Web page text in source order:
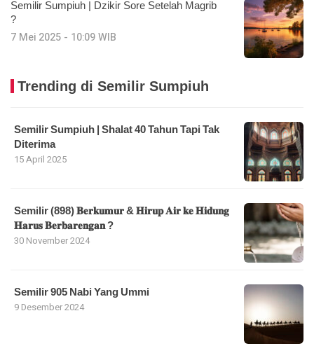
Semilir Sumpiuh | Dzikir Sore Setelah Magrib
?
7 Mei 2025 - 10:09 WIB
Trending di Semilir Sumpiuh
Semilir Sumpiuh | Shalat 40 Tahun Tapi Tak
Diterima
15 April 2025
Semilir (898) 𝐁𝐞𝐫𝐤𝐮𝐦𝐮𝐫 & 𝐇𝐢𝐫𝐮𝐩 𝐀𝐢𝐫 𝐤𝐞 𝐇𝐢𝐝𝐮𝐧𝐠
𝐇𝐚𝐫𝐮𝐬 𝐁𝐞𝐫𝐛𝐚𝐫𝐞𝐧𝐠𝐚𝐧 ?
30 November 2024
Semilir 905 Nabi Yang Ummi
9 Desember 2024